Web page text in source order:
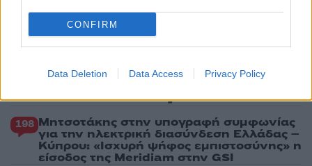
CONFIRM
Data Deletion Data Access Privacy Policy
Μυστράς: «Για ψυχολογικούς λόγους»
κρατούσε τον νεκρό πατέρα του στον
καταψύκτη – Δεν ήταν οικονομικό το
κίνητρο σύμφωνα με τον δικηγόρο του
Πιο σχολιασμένα
198 Μητσοτάκης στην υπογραφή συμφωνίας
για την ηλεκτρική διασύνδεση Ελλάδας –
Κύπρου: «Ισχυρή ψήφος εμπιστοσύνης» η
είσοδος της Meridiam στην GSI